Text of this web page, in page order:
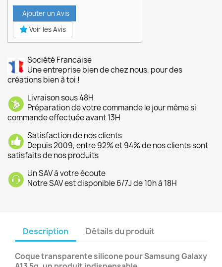
Ajouter un Avis
Voir les Avis
Société Francaise
Une entreprise bien de chez nous, pour des
créations bien à toi !
Livraison sous 48H
Préparation de votre commande le jour même si
commande effectuée avant 13H
Satisfaction de nos clients
Depuis 2009, entre 92% et 94% de nos clients sont
satisfaits de nos produits
Un SAV à votre écoute
Notre SAV est disponible 6/7J de 10h à 18H
Description Détails du produit
Coque transparente silicone pour Samsung Galaxy